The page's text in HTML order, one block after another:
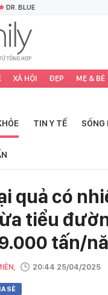
DR. BLUE
XÃ HỘI ĐẸP MẸ & BÉ
TIN Y TẾ SỐNG
quả có
tiểu
tấn/
20:44 25/04/2025
SẺ